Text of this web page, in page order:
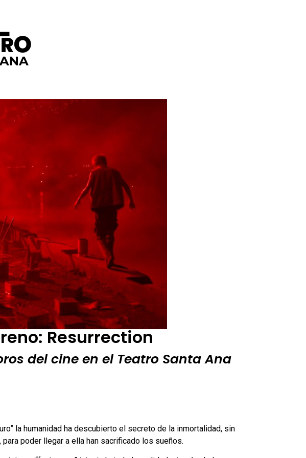
Resurrection
del cine en el Teatro Santa Ana
la humanidad ha descubierto el secreto de la inmortalidad, sin
para poder llegar a ella han sacrificado los sueños.